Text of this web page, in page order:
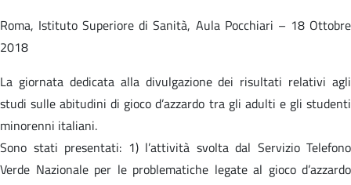
Roma, Istituto Superiore di Sanità, Aula Pocchiari – 18 Ottobre
2018
La giornata dedicata alla divulgazione dei risultati relativi agli
studi sulle abitudini di gioco d’azzardo tra gli adulti e gli studenti
minorenni italiani.
Sono stati presentati: 1) l’attività svolta dal Servizio Telefono
Verde Nazionale per le problematiche legate al gioco d’azzardo